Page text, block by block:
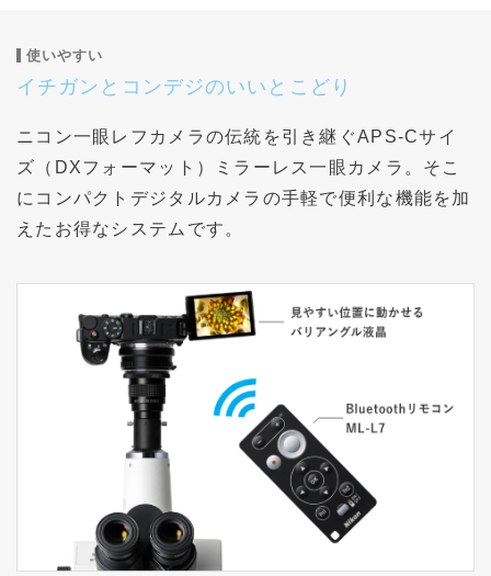
使いやすい
イチガンとコンデジのいいとこどり
ニコン一眼レフカメラの伝統を引き継ぐAPS-Cサイ
ズ（DXフォーマット）ミラーレス一眼カメラ。そこ
にコンパクトデジタルカメラの手軽で便利な機能を加
えたお得なシステムです。